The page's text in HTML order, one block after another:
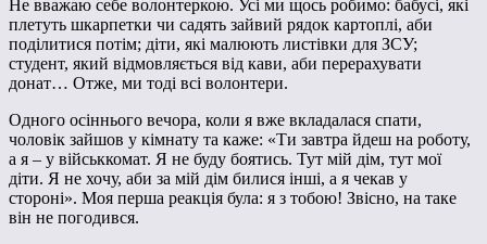
Не вважаю себе волонтеркою. Усі ми щось робимо: бабусі, які
плетуть шкарпетки чи садять зайвий рядок картоплі, аби
поділитися потім; діти, які малюють листівки для ЗСУ;
студент, який відмовляється від кави, аби перерахувати
донат… Отже, ми тоді всі волонтери.
Одного осіннього вечора, коли я вже вкладалася спати,
чоловік зайшов у кімнату та каже: «Ти завтра йдеш на роботу,
а я – у військкомат. Я не буду боятись. Тут мій дім, тут мої
діти. Я не хочу, аби за мій дім билися інші, а я чекав у
стороні». Моя перша реакція була: я з тобою! Звісно, на таке
він не погодився.